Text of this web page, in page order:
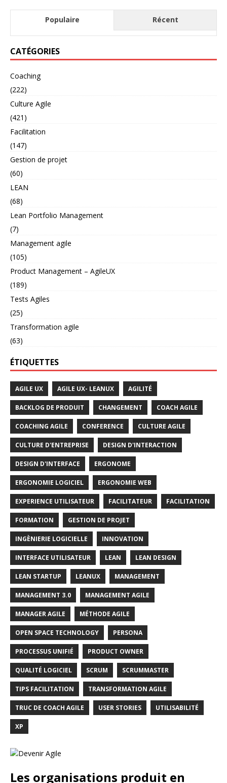
Populaire Récent
CATÉGORIES
Coaching
(222)
Culture Agile
(421)
Facilitation
(147)
Gestion de projet
(60)
LEAN
(68)
Lean Portfolio Management
(7)
Management agile
(105)
Product Management – AgileUX
(189)
Tests Agiles
(25)
Transformation agile
(63)
ÉTIQUETTES
AGILE UX AGILE UX- LEANUX AGILITÉ
BACKLOG DE PRODUIT CHANGEMENT COACH AGILE
COACHING AGILE CONFERENCE CULTURE AGILE
CULTURE D'ENTREPRISE DESIGN D'INTERACTION
DESIGN D'INTERFACE ERGONOME
ERGONOMIE LOGICIEL ERGONOMIE WEB
EXPERIENCE UTILISATEUR FACILITATEUR FACILITATION
FORMATION GESTION DE PROJET
INGÈNIERIE LOGICIELLE INNOVATION
INTERFACE UTILISATEUR LEAN LEAN DESIGN
LEAN STARTUP LEANUX MANAGEMENT
MANAGEMENT 3.0 MANAGEMENT AGILE
MANAGER AGILE MÉTHODE AGILE
OPEN SPACE TECHNOLOGY PERSONA
PROCESSUS UNIFIÉ PRODUCT OWNER
QUALITÉ LOGICIEL SCRUM SCRUMMASTER
TIPS FACILITATION TRANSFORMATION AGILE
TRUC DE COACH AGILE USER STORIES UTILISABILITÉ
XP
Les organisations produit en